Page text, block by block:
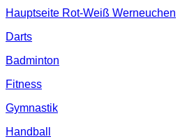
Hauptseite Rot-Weiß Werneuchen
Darts
Badminton
Fitness
Gymnastik
Handball